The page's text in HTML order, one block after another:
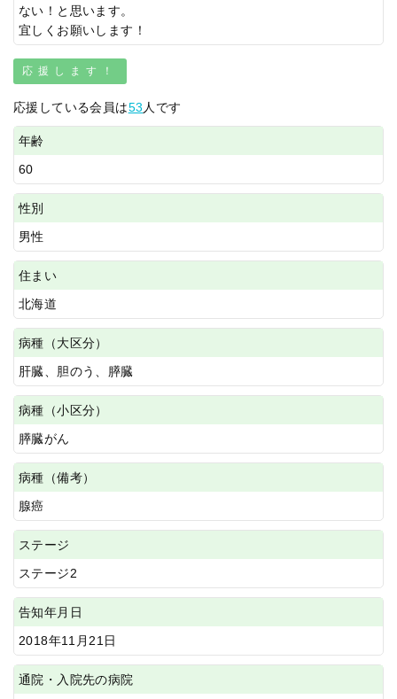
ない！と思います。
宜しくお願いします！
応援します！
応援している会員は53 人です
年齢
60
性別
男性
住まい
北海道
病種（大区分）
肝臓、胆のう、膵臓
病種（小区分）
膵臓がん
病種（備考）
腺癌
ステージ
ステージ2
告知年月日
2018年11月21日
通院・入院先の病院